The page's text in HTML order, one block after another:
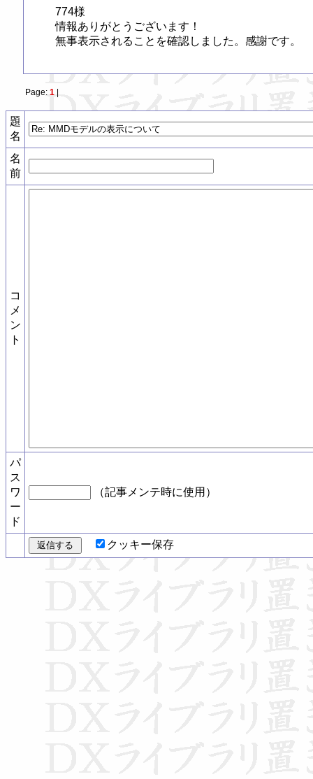
774様
情報ありがとうございます！
無事表示されることを確認しました。感謝です。
Page: 1|
題
名
名
前
コ
メ
ン
ト
パ
ス
ワ
ー
ド
（記事メンテ時に使用）
クッキー保存